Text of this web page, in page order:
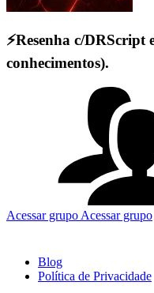
⚡Resenha c/DRScript
conhecimentos).
Acessar grupo Acessar grupo
Blog
Política de Privacidade